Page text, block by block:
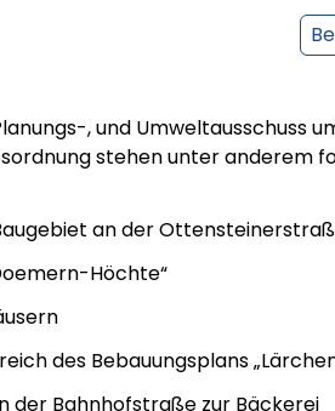
, und Umweltausschuss
stehen unter anderem
an der
Höchte“
des Bebauungsplans
der Bahnhofstraße zur Bäckerei